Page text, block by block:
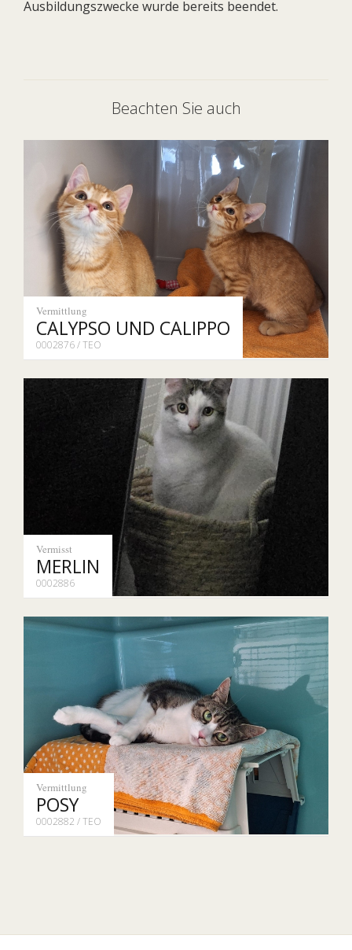
Ausbildungszwecke wurde bereits beendet.
Beachten Sie auch
Vermittlung
CALYPSO UND CALIPPO
0002876 / TEO
Vermisst
MERLIN
0002886
Vermittlung
POSY
0002882 / TEO